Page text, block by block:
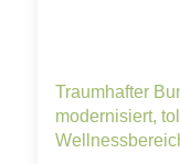
Traumhafter
modernisiert,